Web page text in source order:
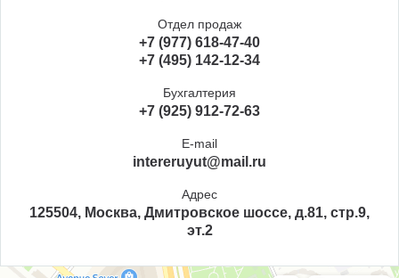
Отдел продаж
+7 (977) 618-47-40
+7 (495) 142-12-34
Бухгалтерия
+7 (925) 912-72-63
E-mail
intereruyut@mail.ru
Адрес
125504, Москва, Дмитровское шоссе, д.81, стр.9,
эт.2